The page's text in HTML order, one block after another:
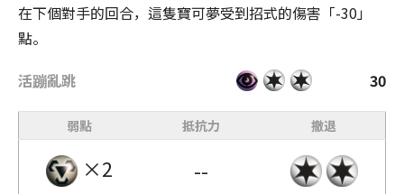
在下個對手的回合，這隻寶可夢受到招式的傷害「-30」
點。
活蹦亂跳
30
弱點 抵抗力 撤退
×2 --